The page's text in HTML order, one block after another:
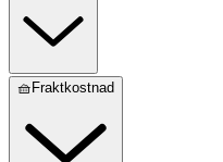
🧺Fraktkostnad